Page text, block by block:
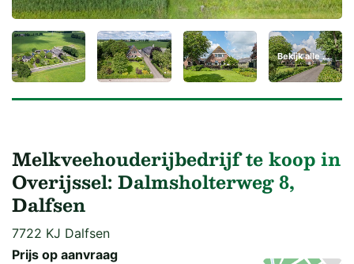
Bekijk alle 51 foto's
Melkveehouderijbedrijf te koop in
Overijssel: Dalmsholterweg 8,
Dalfsen
7722 KJ Dalfsen
Prijs op aanvraag